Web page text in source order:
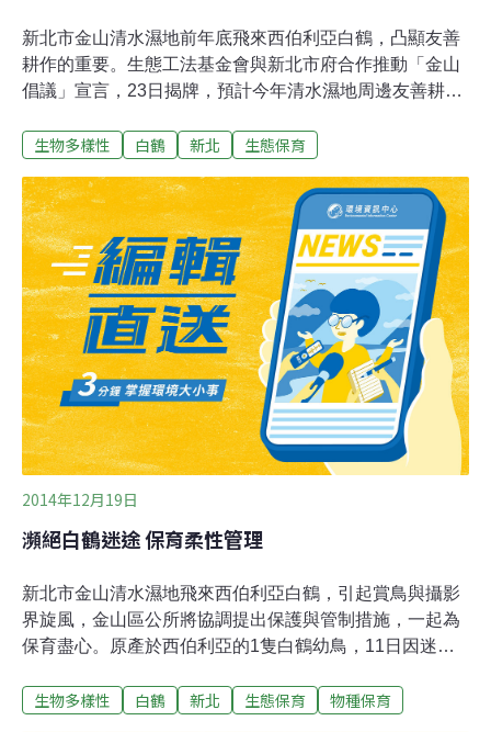
新北市金山清水濕地前年底飛來西伯利亞白鶴，凸顯友善
耕作的重要。生態工法基金會與新北市府合作推動「金山
倡議」宣言，23日揭牌，預計今年清水濕地周邊友善耕作
共生共榮。小白鶴2014年12月迷途停留金山清水濕地，曾
俊細心守護受矚目，農民跟進改採友善耕作農法，希望給
小白鶴更好的棲息環境，生態工法基金會提出「金山倡
議」。「金山倡議」宣言強調凝聚地方共識，不徵收農
地，透過友善耕作讓作物「地產地銷」，保價收購增加農
民收入，活化休廢耕農地，並增加農民補貼，讓人、鳥、
土地可共生共榮。新北市副市長陳伸賢說，金山倡議強調
農業和生態共生，可讓台灣跟世界接軌，市府保價收購鼓
勵友善耕作，也配合在地小學，將收購農產品做為營養午
餐食材，形成多贏局面。
生物多樣性 白鶴 新北 生態保育
2014年12月19日
瀕絕白鶴迷途 保育柔性管理
新北市金山清水濕地飛來西伯利亞白鶴，引起賞鳥與攝影
界旋風，金山區公所將協調提出保護與管制措施，一起為
保育盡心。原產於西伯利亞的1隻白鶴幼鳥，11日因迷
賞鳥的人相當欣喜。這隻鳥又稱為雪鶴，以水生植物的根
生物多樣性 白鶴 新北 生態保育 物種保育